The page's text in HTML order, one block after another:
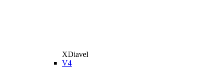
XDiavel
V4